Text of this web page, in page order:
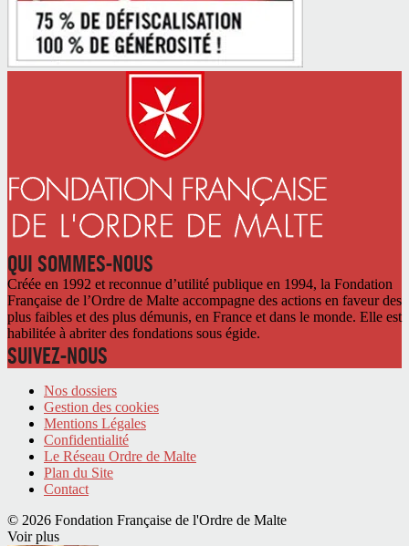
QUI SOMMES-NOUS
Créée en 1992 et reconnue d’utilité publique en 1994, la Fondation
Française de l’Ordre de Malte accompagne des actions en faveur des
plus faibles et des plus démunis, en France et dans le monde. Elle est
habilitée à abriter des fondations sous égide.
SUIVEZ-NOUS
Nos dossiers
Gestion des cookies
Mentions Légales
Confidentialité
Le Réseau Ordre de Malte
Plan du Site
Contact
© 2026 Fondation Française de l'Ordre de Malte
Voir plus